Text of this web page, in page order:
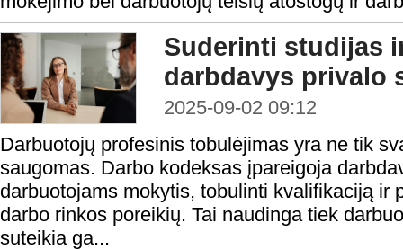
Suderinti studijas
darbdavys privalo
2025-09-02 09:12
Darbuotojų profesinis tobulėjimas yra ne tik
saugomas. Darbo kodeksas įpareigoja
darbuotojams mokytis, tobulinti kvalifikaciją ir
darbo rinkos poreikių. Tai naudinga tiek
suteikia ga...